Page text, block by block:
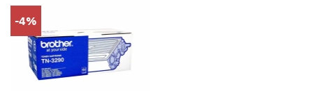
-4%